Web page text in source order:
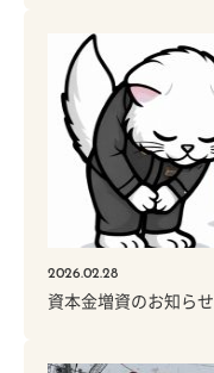
2026.02.28
資本金増資のお知らせ